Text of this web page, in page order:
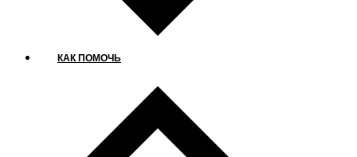
КАК ПОМОЧЬ